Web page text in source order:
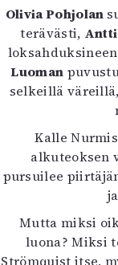
Olivia Pohjolan
terävästi,
Luoman
selkeillä
Kalle
alkuteoksen
pursuilee
Mutta miksi
luona? Miksi
Strömquist itse,